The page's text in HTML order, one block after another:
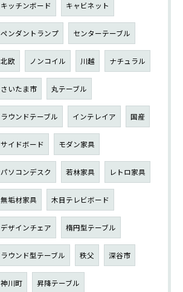
キッチンボード キャビネット
ペンダントランプ センターテーブル
北欧 ノンコイル 川越 ナチュラル
さいたま市 丸テーブル
ラウンドテーブル インテレイア 国産
サイドボード モダン家具
パソコンデスク 若林家具 レトロ家具
無垢材家具 木目テレビボード
デザインチェア 楕円型テーブル
ラウンド型テーブル 秩父 深谷市
神川町 昇降テーブル